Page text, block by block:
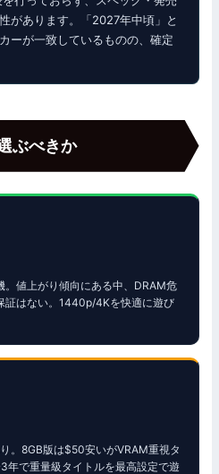
があります。「2027年中頃」と
ーが一致しているものの、確定
ぶべきか
。値上がり傾向にある中、DRAM危
証はない。1440p/4Kを快適に遊び
。8GB版は$50安いがVRAM重視タ
年で重量級タイトルを最高設定で遊